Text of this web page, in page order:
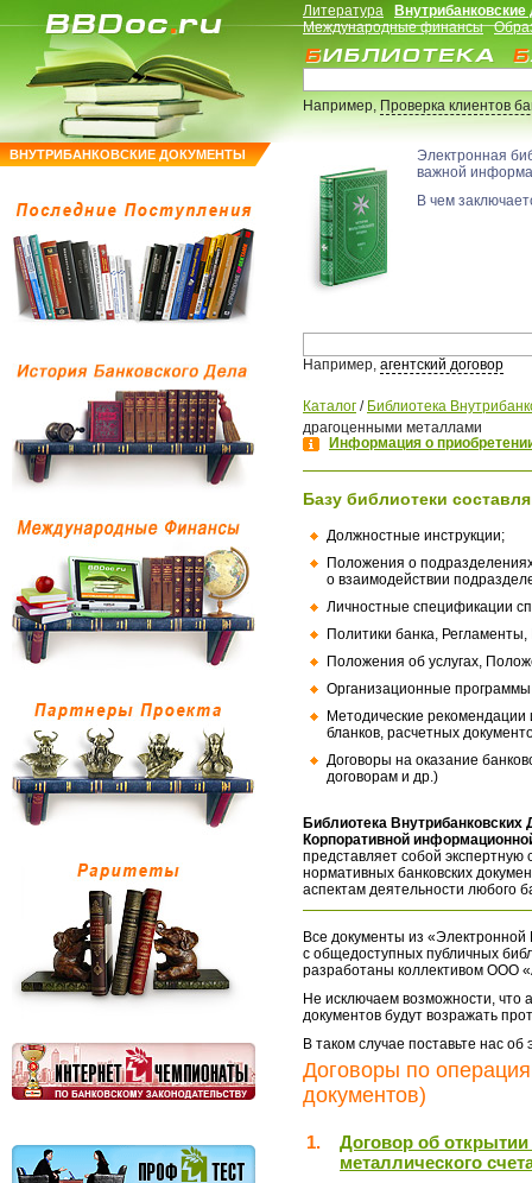
ВНУТРИБАНКОВСКИЕ ДОКУМЕНТЫ
Литература
Международные финансы
Например,Проверка клиентов
Электронная
важной
В чем
Например, агентский договор
Каталог / Библиотека
драгоценными металлами
Информация о
Базу библиотеки
Должностные инструкции;
Положения о
о взаимодействии
Личностные спецификации
Политики банка,
Положения об услугах,
Организационные
Методические
бланков, расчетных
Договоры на оказание
договорам и др.)
Библиотека
Корпоративной
представляет собой экспертную
нормативных банковских
аспектам деятельности любого
Все документы из «Электронной
с общедоступных публичных
разработаны коллективом ООО
Не исключаем возможности, что
документов будут возражать
В таком случае поставьте нас
Договоры по
документов)
1.
Договор об
металлического